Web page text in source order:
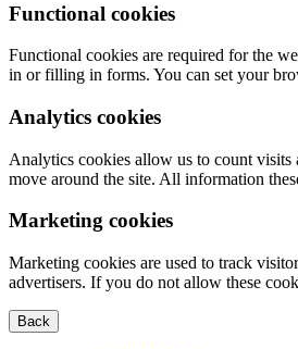
Functional cookies
Functional cookies are required for the
in or filling in forms. You can set your
Analytics cookies
Analytics cookies allow us to count visits
move around the site. All information
Marketing cookies
Marketing cookies are used to track
advertisers. If you do not allow these
Back